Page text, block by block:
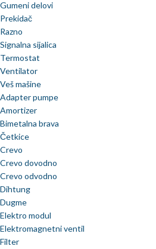
Gumeni delovi
Prekidač
Razno
Signalna sijalica
Termostat
Ventilator
Veš mašine
Adapter pumpe
Amortizer
Bimetalna brava
Četkice
Crevo
Crevo dovodno
Crevo odvodno
Dihtung
Dugme
Elektro modul
Elektromagnetni ventil
Filter